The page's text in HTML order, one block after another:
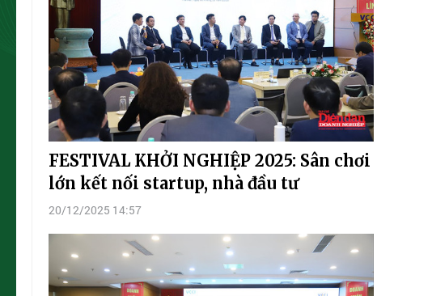
FESTIVAL KHỞI NGHIỆP 2025: Sân chơi
lớn kết nối startup, nhà đầu tư
20/12/2025 14:57